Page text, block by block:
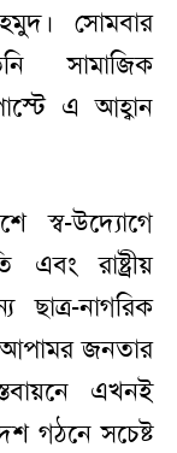
সোমবার
সামাজিক
এ আহ্বান
স্ব-উদ্যোগে
এবং রাষ্ট্রীয়
নাগরিক
আপামর জনতার
এখনই
গঠনে সচেষ্ট